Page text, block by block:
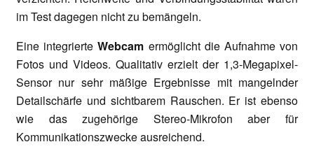
im Test dagegen nicht zu bemängeln.
Eine integrierteWebcam ermöglicht die Aufnahme von
Fotos und Videos. Qualitativ erzielt der 1,3-Megapixel-
Sensor nur sehr mäßige Ergebnisse mit mangelnder
Detailschärfe und sichtbarem Rauschen. Er ist ebenso
wie das zugehörige Stereo-Mikrofon aber für
Kommunikationszwecke ausreichend.